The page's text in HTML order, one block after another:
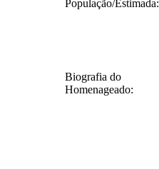
População/Estimada:
Biografia do
Homenageado: